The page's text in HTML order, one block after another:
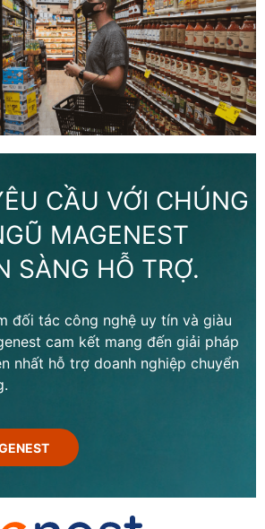
CẦU VỚI CHÚNG
MAGENEST
SÀNG HỖ TRỢ.
đối tác công nghệ uy tín và giàu
cam kết mang đến giải pháp
nhất hỗ trợ doanh nghiệp chuyển